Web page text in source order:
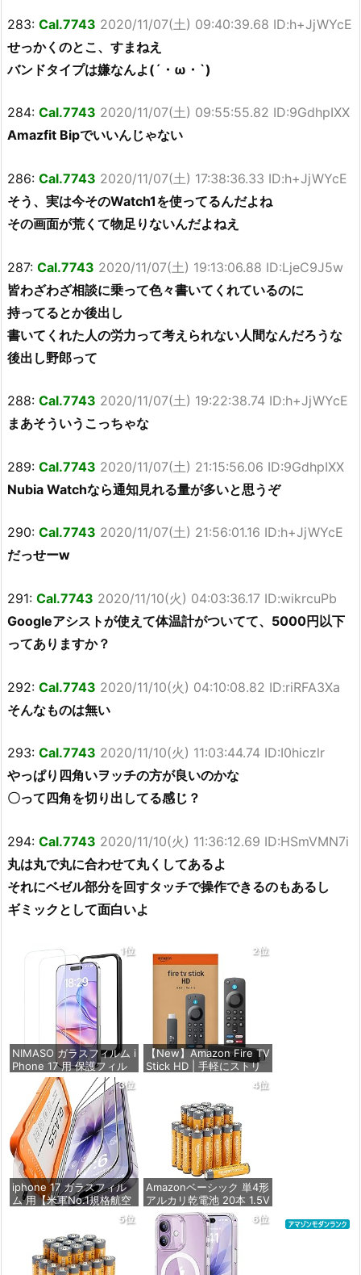
283: Cal.7743 2020/11/07(土) 09:40:39.68 ID:h+JjWYcE
せっかくのとこ、すまねえ
バンドタイプは嫌なんよ(´・ω・`)
284: Cal.7743 2020/11/07(土) 09:55:55.82 ID:9GdhpIXX
Amazfit Bipでいいんじゃない
286: Cal.7743 2020/11/07(土) 17:38:36.33 ID:h+JjWYcE
そう、実は今そのWatch1を使ってるんだよね
その画面が荒くて物足りないんだよねえ
287: Cal.7743 2020/11/07(土) 19:13:06.88 ID:LjeC9J5w
皆わざわざ相談に乗って色々書いてくれているのに
持ってるとか後出し
書いてくれた人の労力って考えられない人間なんだろうな
後出し野郎って
288: Cal.7743 2020/11/07(土) 19:22:38.74 ID:h+JjWYcE
まあそういうこっちゃな
289: Cal.7743 2020/11/07(土) 21:15:56.06 ID:9GdhpIXX
Nubia Watchなら通知見れる量が多いと思うぞ
290: Cal.7743 2020/11/07(土) 21:56:01.16 ID:h+JjWYcE
だっせーw
291: Cal.7743 2020/11/10(火) 04:03:36.17 ID:wikrcuPb
Googleアシストが使えて体温計がついてて、5000円以下
ってありますか？
292: Cal.7743 2020/11/10(火) 04:10:08.82 ID:riRFA3Xa
そんなものは無い
293: Cal.7743 2020/11/10(火) 11:03:44.74 ID:I0hiczlr
やっぱり四角いヲッチの方が良いのかな
〇って四角を切り出してる感じ？
294: Cal.7743 2020/11/10(火) 11:36:12.69 ID:HSmVMN7i
丸は丸で丸に合わせて丸くしてあるよ
それにベゼル部分を回すタッチで操作できるのもあるし
ギミックとして面白いよ
1位
NIMASO ガラスフィルム i
Phone 17 用 保護フィル
ム 強化ガラス 耐衝撃 高
透過率 指紋防止 貼りやす
い ガイド枠付き | いPhon
e17 (6.3インチ) 対応 2枚
セット DSP25F1698
価格：¥1,599
2位
【New】Amazon Fire TV
Stick HD | 手軽にストリ
ストリーミングメディア
プレイヤー
価格：¥4,980
3位
iphone 17 ガラスフィル
ム 用【米軍No.1規格航空
材料&独創的なガイド枠】
2枚セット 全面保護 最強
硬度10H 耐衝撃 | いphon
e17 保護フィルム 気泡な
し Zeniss 自動吸着 貼付
4位
Amazonベーシック 単4形
アルカリ乾電池 20本 1.5V
保存期限10年 液漏れ防止
価格：¥836
5位 6位